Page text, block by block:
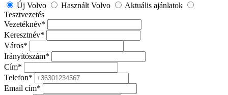
Új Volvo Használt Volvo
Aktuális ajánlatok
Tesztvezetés
Vezetéknév*
Keresztnév*
Város*
Irányítószám*
Cím*
Telefon*
Email cím*